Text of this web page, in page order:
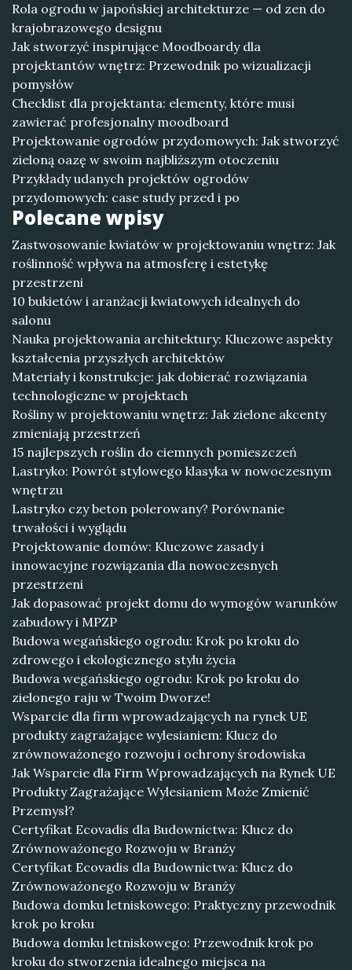
Rola ogrodu w japońskiej architekturze — od zen do
krajobrazowego designu
Jak stworzyć inspirujące Moodboardy dla
projektantów wnętrz: Przewodnik po wizualizacji
pomysłów
Checklist dla projektanta: elementy, które musi
zawierać profesjonalny moodboard
Projektowanie ogrodów przydomowych: Jak stworzyć
zieloną oazę w swoim najbliższym otoczeniu
Przykłady udanych projektów ogrodów
przydomowych: case study przed i po
Polecane wpisy
Zastwosowanie kwiatów w projektowaniu wnętrz: Jak
roślinność wpływa na atmosferę i estetykę
przestrzeni
10 bukietów i aranżacji kwiatowych idealnych do
salonu
Nauka projektowania architektury: Kluczowe aspekty
kształcenia przyszłych architektów
Materiały i konstrukcje: jak dobierać rozwiązania
technologiczne w projektach
Rośliny w projektowaniu wnętrz: Jak zielone akcenty
zmieniają przestrzeń
15 najlepszych roślin do ciemnych pomieszczeń
Lastryko: Powrót stylowego klasyka w nowoczesnym
wnętrzu
Lastryko czy beton polerowany? Porównanie
trwałości i wyglądu
Projektowanie domów: Kluczowe zasady i
innowacyjne rozwiązania dla nowoczesnych
przestrzeni
Jak dopasować projekt domu do wymogów warunków
zabudowy i MPZP
Budowa wegańskiego ogrodu: Krok po kroku do
zdrowego i ekologicznego stylu życia
Budowa wegańskiego ogrodu: Krok po kroku do
zielonego raju w Twoim Dworze!
Wsparcie dla firm wprowadzających na rynek UE
produkty zagrażające wylesianiem: Klucz do
zrównoważonego rozwoju i ochrony środowiska
Jak Wsparcie dla Firm Wprowadzających na Rynek UE
Produkty Zagrażające Wylesianiem Może Zmienić
Przemysł?
Certyfikat Ecovadis dla Budownictwa: Klucz do
Zrównoważonego Rozwoju w Branży
Certyfikat Ecovadis dla Budownictwa: Klucz do
Zrównoważonego Rozwoju w Branży
Budowa domku letniskowego: Praktyczny przewodnik
krok po kroku
Budowa domku letniskowego: Przewodnik krok po
kroku do stworzenia idealnego miejsca na